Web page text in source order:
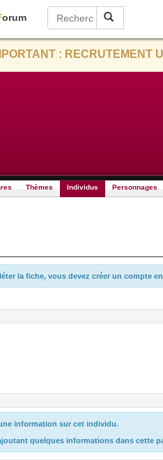
Forum
: RECRUTEMENT
Thèmes Individus Personnages
la fiche, vous devez créer un compte
information sur cet individu.
quelques informations dans cette